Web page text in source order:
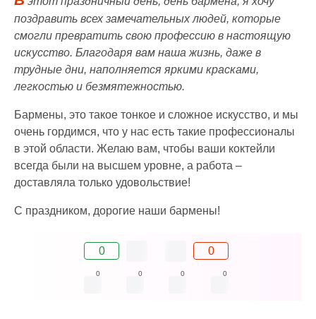
поздравить всех замечательных людей, которые
смогли превратить свою профессию в настоящую
искусство. Благодаря вам наша жизнь, даже в
трудные дни, наполняется яркими красками,
легкостью и безмятежностью.
Бармены, это такое тонкое и сложное искусство, и мы
очень гордимся, что у нас есть такие профессионалы
в этой области. Желаю вам, чтобы ваши коктейли
всегда были на высшем уровне, а работа –
доставляла только удовольствие!
С праздником, дорогие наши бармены!
0 0
0 0 0 0